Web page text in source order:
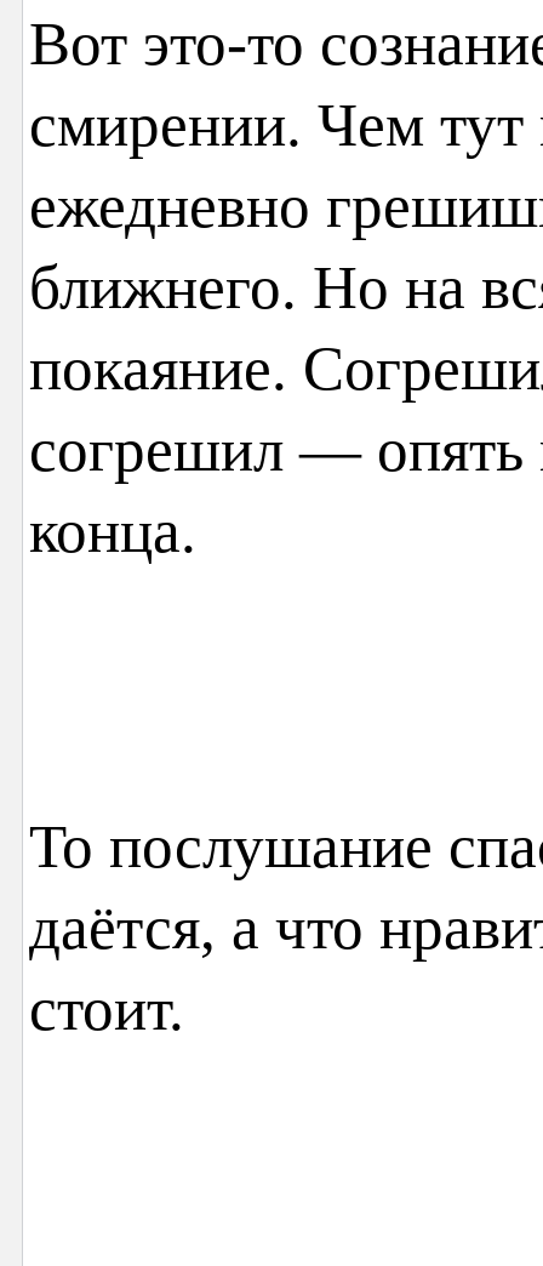
Вот это-то
смирении. Чем тут
ежедневно
ближнего. Но на
покаяние.
согрешил — опять
конца.
То послушание
даётся, а что
стоит.